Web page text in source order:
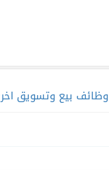
وظائف بيع وتسويق